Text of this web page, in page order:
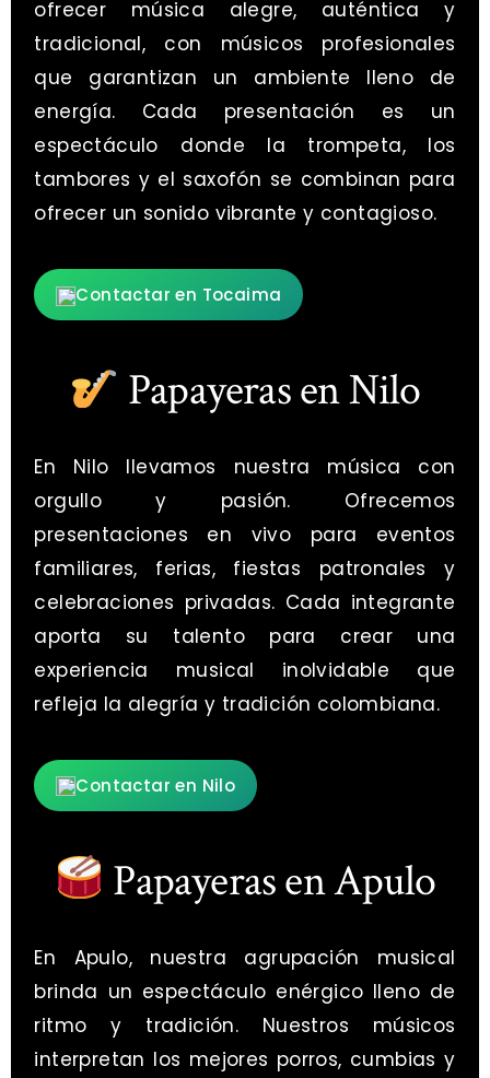
ofrecer música alegre, auténtica y
tradicional, con músicos profesionales
que garantizan un ambiente lleno de
energía. Cada presentación es un
espectáculo donde la trompeta, los
tambores y el saxofón se combinan para
ofrecer un sonido vibrante y contagioso.
Contactar en Tocaima
Papayeras en Nilo
En Nilo llevamos nuestra música con
orgullo y pasión. Ofrecemos
presentaciones en vivo para eventos
familiares, ferias, fiestas patronales y
celebraciones privadas. Cada integrante
aporta su talento para crear una
experiencia musical inolvidable que
refleja la alegría y tradición colombiana.
Contactar en Nilo
Papayeras en Apulo
En Apulo, nuestra agrupación musical
brinda un espectáculo enérgico lleno de
ritmo y tradición. Nuestros músicos
interpretan los mejores porros, cumbias y